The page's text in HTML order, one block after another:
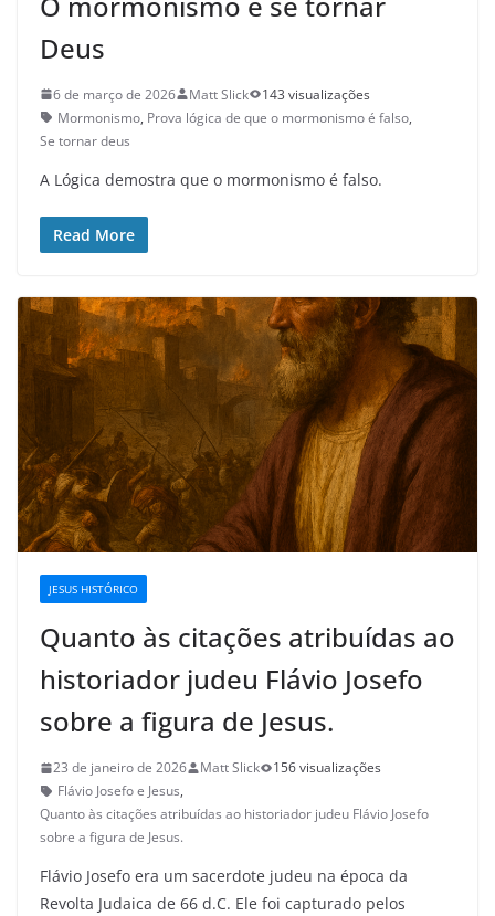
Deus
6 de março de 2026 Matt Slick
143 visualizações
Mormonismo, Prova lógica de que o mormonismo é falso,
Se tornar deus
A Lógica demostra que o mormonismo é falso.
Read More
JESUS HISTÓRICO
Quanto às citações atribuídas ao
historiador judeu Flávio Josefo
sobre a figura de Jesus.
23 de janeiro de 2026 Matt Slick
156 visualizações
Flávio Josefo e Jesus,
Quanto às citações atribuídas ao historiador judeu Flávio Josefo
sobre a figura de Jesus.
Flávio Josefo era um sacerdote judeu na época da
Revolta Judaica de 66 d.C. Ele foi capturado pelos